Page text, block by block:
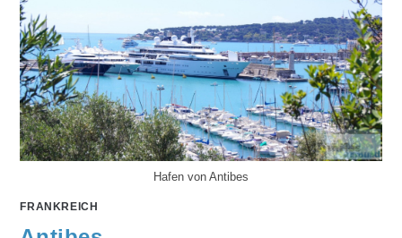
Hafen von Antibes
FRANKREICH